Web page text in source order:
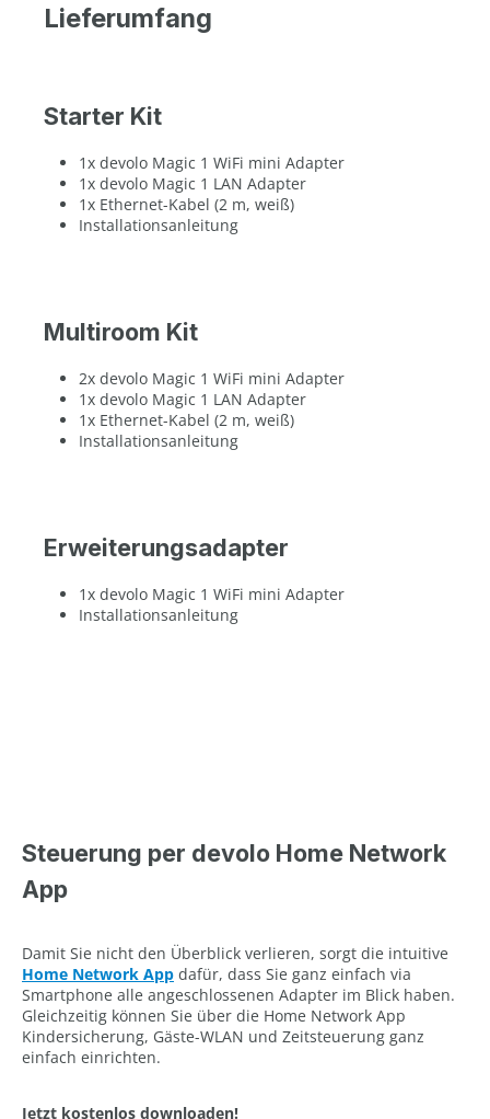
Lieferumfang
Starter Kit
1x devolo Magic 1 WiFi mini Adapter
1x devolo Magic 1 LAN Adapter
1x Ethernet-Kabel (2 m, weiß)
Installationsanleitung
Multiroom Kit
2x devolo Magic 1 WiFi mini Adapter
1x devolo Magic 1 LAN Adapter
1x Ethernet-Kabel (2 m, weiß)
Installationsanleitung
Erweiterungsadapter
1x devolo Magic 1 WiFi mini Adapter
Installationsanleitung
Steuerung per devolo Home Network
App
Damit Sie nicht den Überblick verlieren, sorgt die intuitive
Home Network App dafür, dass Sie ganz einfach via
Smartphone alle angeschlossenen Adapter im Blick haben.
Gleichzeitig können Sie über die Home Network App
Kindersicherung, Gäste-WLAN und Zeitsteuerung ganz
einfach einrichten.
Jetzt kostenlos downloaden!